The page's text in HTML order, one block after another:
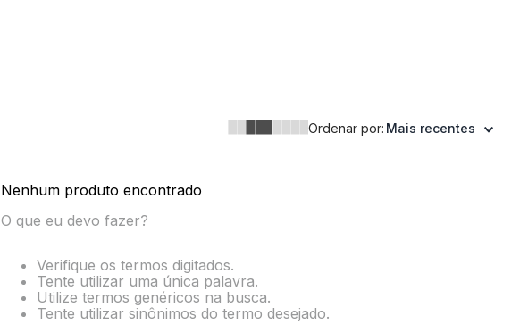
Ordenar por: Mais recentes
Nenhum produto encontrado
O que eu devo fazer?
Verifique os termos digitados.
Tente utilizar uma única palavra.
Utilize termos genéricos na busca.
Tente utilizar sinônimos do termo desejado.